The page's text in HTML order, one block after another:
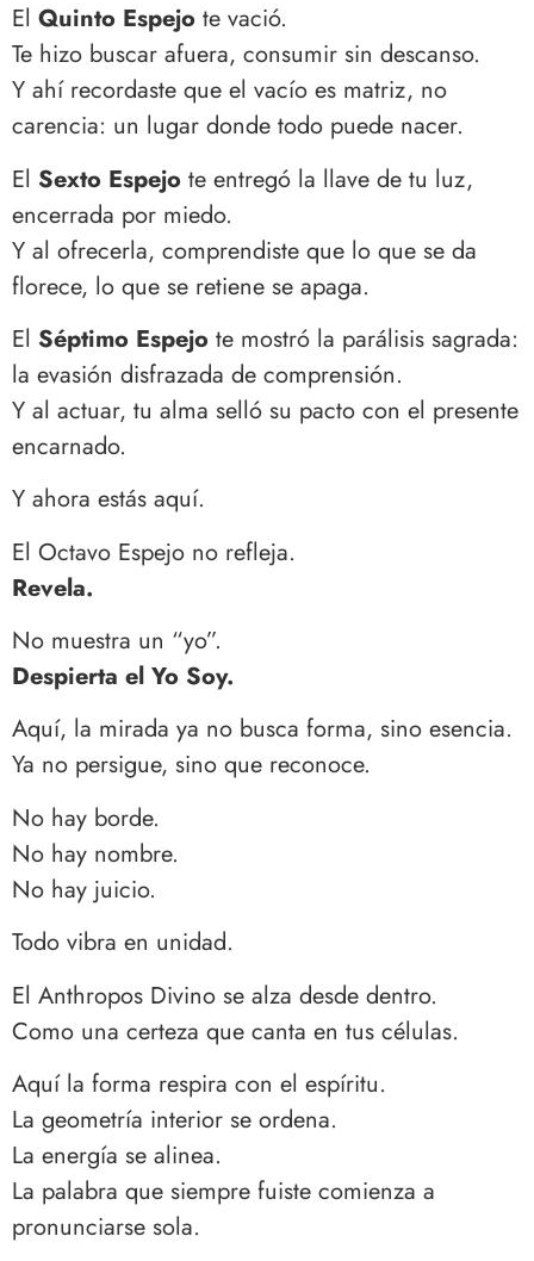
El Quinto Espejo te vació.
Te hizo buscar afuera, consumir sin descanso.
Y ahí recordaste que el vacío es matriz, no
carencia: un lugar donde todo puede nacer.
El Sexto Espejo te entregó la llave de tu luz,
encerrada por miedo.
Y al ofrecerla, comprendiste que lo que se da
florece, lo que se retiene se apaga.
El Séptimo Espejo te mostró la parálisis sagrada:
la evasión disfrazada de comprensión.
Y al actuar, tu alma selló su pacto con el presente
encarnado.
Y ahora estás aquí.
El Octavo Espejo no refleja.
Revela.
No muestra un “yo”.
Despierta el Yo Soy.
Aquí, la mirada ya no busca forma, sino esencia.
Ya no persigue, sino que reconoce.
No hay borde.
No hay nombre.
No hay juicio.
Todo vibra en unidad.
El Anthropos Divino se alza desde dentro.
Como una certeza que canta en tus células.
Aquí la forma respira con el espíritu.
La geometría interior se ordena.
La energía se alinea.
La palabra que siempre fuiste comienza a
pronunciarse sola.